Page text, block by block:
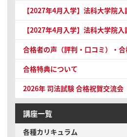
【2027年4月入学】法科大学院
【2027年4月入学】法科大学院
合格者の声（評判・口コミ）・
合格特典について
2026年 司法試験合格祝賀交流会
講座一覧
各種カリキュラム